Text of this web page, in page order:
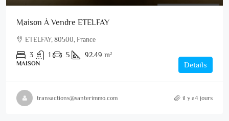
Maison À Vendre ETELFAY
ETELFAY, 80500, France
3 1 5 92.49 m²
MAISON Details
transactions@santerimmo.com il y a4 jours